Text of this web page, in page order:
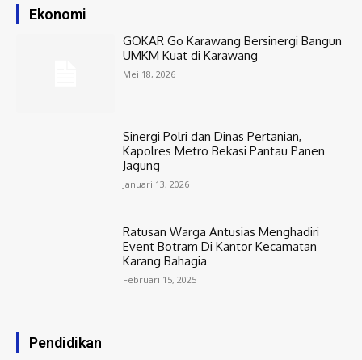
Ekonomi
GOKAR Go Karawang Bersinergi Bangun
UMKM Kuat di Karawang
Mei 18, 2026
Sinergi Polri dan Dinas Pertanian,
Kapolres Metro Bekasi Pantau Panen
Jagung
Januari 13, 2026
Ratusan Warga Antusias Menghadiri
Event Botram Di Kantor Kecamatan
Karang Bahagia
Februari 15, 2025
Pendidikan